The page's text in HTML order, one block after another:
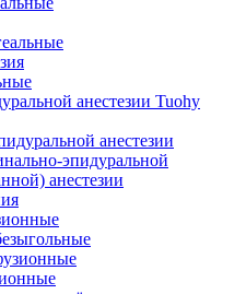
анестезии Tuohy
анестезии
эпидуральной
анестезии